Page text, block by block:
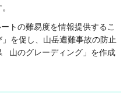
トの難易度を情報提供するこ
を促し、山岳遭難事故の防止
山のグレーディング」を作成